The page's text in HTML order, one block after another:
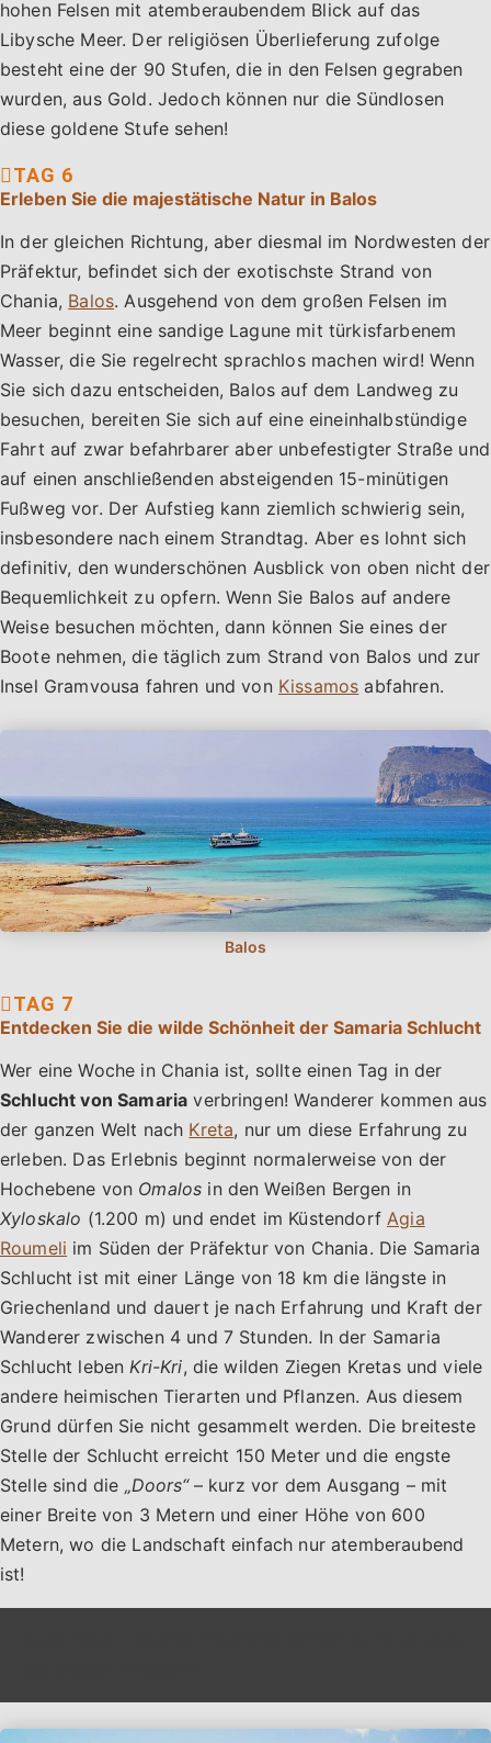
hohen Felsen mit atemberaubendem Blick auf das
Libysche Meer. Der religiösen Überlieferung zufolge
besteht eine der 90 Stufen, die in den Felsen gegraben
wurden, aus Gold. Jedoch können nur die Sündlosen
diese goldene Stufe sehen!
Erleben Sie die majestätische Natur in Balos
In der gleichen Richtung, aber diesmal im Nordwesten der
Präfektur, befindet sich der exotischste Strand von
Chania, Balos. Ausgehend von dem großen Felsen im
Meer beginnt eine sandige Lagune mit türkisfarbenem
Wasser, die Sie regelrecht sprachlos machen wird! Wenn
Sie sich dazu entscheiden, Balos auf dem Landweg zu
besuchen, bereiten Sie sich auf eine eineinhalbstündige
Fahrt auf zwar befahrbarer aber unbefestigter Straße und
auf einen anschließenden absteigenden 15-minütigen
Fußweg vor. Der Aufstieg kann ziemlich schwierig sein,
insbesondere nach einem Strandtag. Aber es lohnt sich
definitiv, den wunderschönen Ausblick von oben nicht der
Bequemlichkeit zu opfern. Wenn Sie Balos auf andere
Weise besuchen möchten, dann können Sie eines der
Boote nehmen, die täglich zum Strand von Balos und zur
Insel Gramvousa fahren und von Kissamos abfahren.
Entdecken Sie die wilde Schönheit der Samaria Schlucht
Wer eine Woche in Chania ist, sollte einen Tag in der
Schlucht von Samaria verbringen! Wanderer kommen aus
der ganzen Welt nach Kreta, nur um diese Erfahrung zu
erleben. Das Erlebnis beginnt normalerweise von der
Hochebene von Omalos in den Weißen Bergen in
Xyloskalo (1.200 m) und endet im Küstendorf Agia
Roumeli im Süden der Präfektur von Chania. Die Samaria
Schlucht ist mit einer Länge von 18 km die längste in
Griechenland und dauert je nach Erfahrung und Kraft der
Wanderer zwischen 4 und 7 Stunden. In der Samaria
Schlucht leben Kri-Kri, die wilden Ziegen Kretas und viele
andere heimischen Tierarten und Pflanzen. Aus diesem
Grund dürfen Sie nicht gesammelt werden. Die breiteste
Stelle der Schlucht erreicht 150 Meter und die engste
Stelle sind die „Doors“– kurz vor dem Ausgang – mit
einer Breite von 3 Metern und einer Höhe von 600
Metern, wo die Landschaft einfach nur atemberaubend
ist!